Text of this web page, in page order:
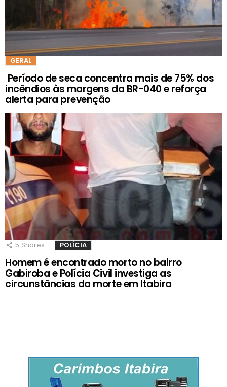
GERAL
Período de seca concentra mais de 75% dos
incêndios às margens da BR-040 e reforça
alerta para prevenção
5 Shares POLÍCIA
Homem é encontrado morto no bairro
Gabiroba e Polícia Civil investiga as
circunstâncias da morte em Itabira